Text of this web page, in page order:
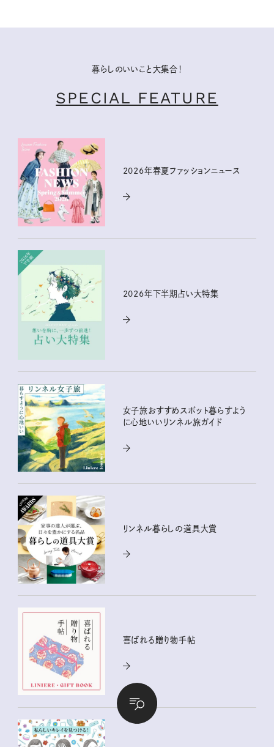
暮らしのいいこと大集合！
SPECIAL FEATURE
2026年春夏ファッションニュース
2026年下半期占い大特集
女子旅おすすめスポット暮らすよう
に心地いいリンネル旅ガイド
リンネル暮らしの道具大賞
喜ばれる贈り物手帖